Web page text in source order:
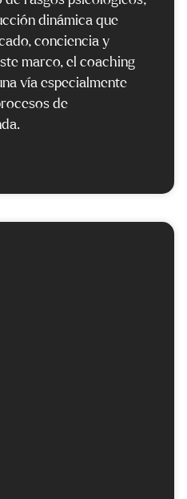
dinámica que
conciencia y
marco, el coaching
vía especialmente
de